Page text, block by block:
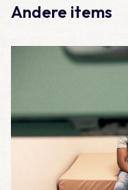
Andere items
Lees meer over